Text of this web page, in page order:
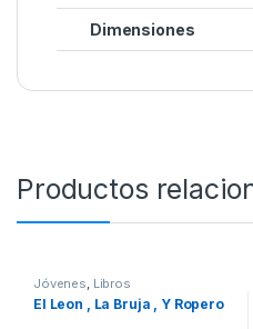
Dimensiones
Productos
Jóvenes, Libros
El Leon , La Bruja , Y Ropero